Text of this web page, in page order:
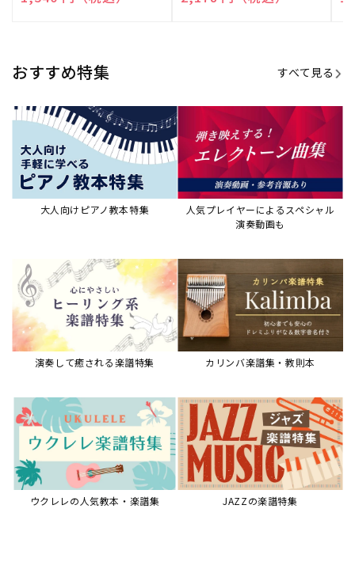
JAZZの楽譜特集
おすすめ記事 すべて見る
【第21回公開】なぜ人々は祭りを
必要とするのか？祭りの今を見つ
める現地ルポ
【第16回公開】ヨーロッパを拠点
に世界を駆けまわる阿部加奈子の
今に迫る